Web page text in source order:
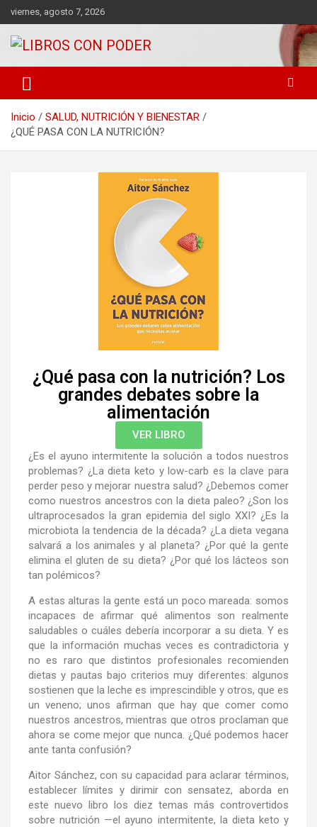
viernes, agosto 7, 2026
Libros con Poder
LIBROS DE CRECIMIENTO DESARROLLO PERSONAL FINANZAS
PERSONALES MOTIVACION AUTOAYUDA MEJORES RANKING
Inicio
SALUD, NUTRICIÓN Y BIENESTAR
¿QUÉ PASA CON LA NUTRICIÓN?
¿Qué pasa con la nutrición? Los
grandes debates sobre la
alimentación
VER LIBRO
¿Es el ayuno intermitente la solución a todos nuestros
problemas? ¿La dieta keto y low-carb es la clave para
perder peso y mejorar nuestra salud? ¿Debemos comer
como nuestros ancestros con la dieta paleo? ¿Son los
ultraprocesados la gran epidemia del siglo XXI? ¿Es la
microbiota la tendencia de la década? ¿La dieta vegana
salvará a los animales y al planeta? ¿Por qué la gente
elimina el gluten de su dieta? ¿Por qué los lácteos son
tan polémicos?
A estas alturas la gente está un poco mareada: somos
incapaces de afirmar qué alimentos son realmente
saludables o cuáles debería incorporar a su dieta. Y es
que la información muchas veces es contradictoria y
no es raro que distintos profesionales recomienden
dietas y pautas bajo criterios muy diferentes: algunos
sostienen que la leche es imprescindible y otros, que es
un veneno; unos afirman que hay que comer como
nuestros ancestros, mientras que otros proclaman que
ahora se come mejor que nunca. ¿Qué podemos hacer
ante tanta confusión?
Aitor Sánchez, con su capacidad para aclarar términos,
establecer límites y dirimir con sensatez, aborda en
este nuevo libro los diez temas más controvertidos
sobre nutrición —el ayuno intermitente, la dieta keto y